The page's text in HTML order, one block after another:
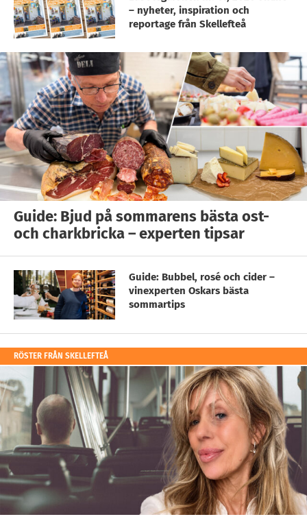
– nyheter, inspiration och
reportage från Skellefteå
Guide: Bjud på sommarens bästa ost-
och charkbricka – experten tipsar
Guide: Bubbel, rosé och cider –
vinexperten Oskars bästa
sommartips
RÖSTER FRÅN SKELLEFTEÅ